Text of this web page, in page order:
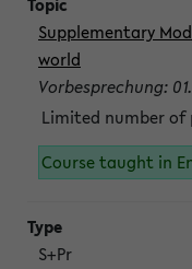
Supplementary
world
Vorbesprechung:
Limited number of
Course taught in
S+Pr